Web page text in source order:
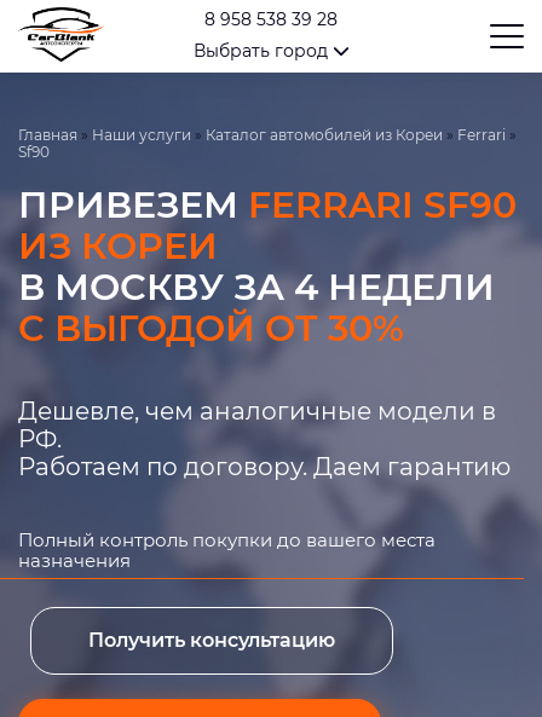
8 958 538 39 28
Выбрать город
Главная » Наши услуги » Каталог автомобилей из Кореи » Ferrari »
Sf90
ПРИВЕЗЕМ FERRARI SF90
ИЗ КОРЕИ
В МОСКВУ ЗА 4 НЕДЕЛИ
С ВЫГОДОЙ ОТ 30%
Дешевле, чем аналогичные модели в
РФ.
Работаем по договору. Даем гарантию
Полный контроль покупки до вашего места
назначения
Получить консультацию